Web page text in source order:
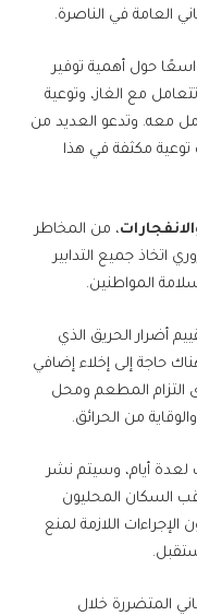
العامة في الناصرة.
حول أهمية توفير
مع الغاز، وتوعية
معه. وتدعو العديد من
توعية مكثفة في هذا
الانفجارات، من المخاطر
اتخاذ جميع التدابير
المواطنين.
أضرار الحريق الذي
حاجة إلى إخلاء إضافي
التزام المطعم ومحل
من الحرائق.
أيام، وسيتم نشر
السكان المحليون
اللازمة لمنع
المتضررة خلال